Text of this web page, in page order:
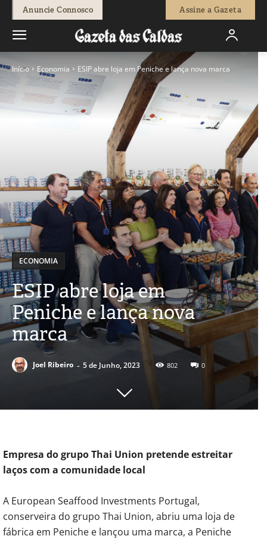
Anuncie Connosco Assine a Gazeta
Início Economia ESIP abre loja em Peniche e lança nova marca
ECONOMIA
ESIP abre loja em
Peniche e lança nova
marca
Joel Ribeiro - 5 de Junho, 2023 802 0
Empresa do grupo Thai Union pretende estreitar
laços com a comunidade local
A European Seaffood Investments Portugal,
conserveira do grupo Thai Union, abriu uma loja de
fábrica em Peniche e lançou uma marca, a Peniche